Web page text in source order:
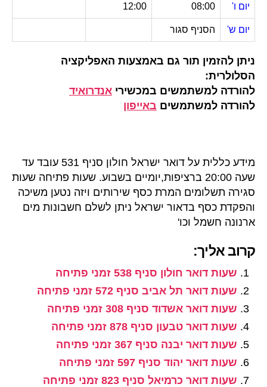
יום ו' 08:00
12:00
יום ש' הסניף סגור
ניתן להזמין תור גם באמצעות האפליקציה
הסלולרית:
להורדה למשתמשים במכשירי אנדרואיד
להורדה למשתמשים באייפון
מידע כללית על דואר ישראל חולון סניף 531 עובד עד
שעה 20:00 ברציפות,יומיים בשבוע. שעות פתיחה שעות
סגירה תשלומים המרת כסף שירותים ויזה נטען משיכה
והפקדת כסף בדאור ישראל ניתן לשלם חשבונות מים
ארנונה חשמל וכו'
קרוב אליך:
שעות דואר חולון סניף 538 זמני פתיחה
שעות דואר תל אביב סניף 572 זמני פתיחה
שעות דואר אשדוד סניף 308 זמני פתיחה
שעות דואר טבעון סניף 878 זמני פתיחה
שעות דואר יבנה סניף 367 זמני פתיחה
שעות דואר יהוד סניף 597 זמני פתיחה
שעות דואר כרמיאל סניף 823 זמני פתיחה